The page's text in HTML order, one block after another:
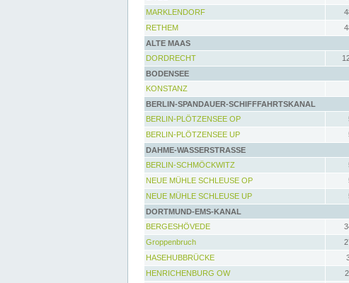
MARKLENDORF
RETHEM
ALTE MAAS
DORDRECHT
BODENSEE
KONSTANZ
BERLIN-SPANDAUER-SCHIFFFAHRTSKANAL
BERLIN-PLÖTZENSEE OP
BERLIN-PLÖTZENSEE UP
DAHME-WASSERSTRASSE
BERLIN-SCHMÖCKWITZ
NEUE MÜHLE SCHLEUSE OP
NEUE MÜHLE SCHLEUSE UP
DORTMUND-EMS-KANAL
BERGESHÖVEDE
Groppenbruch
HASEHUBBRÜCKE
HENRICHENBURG OW